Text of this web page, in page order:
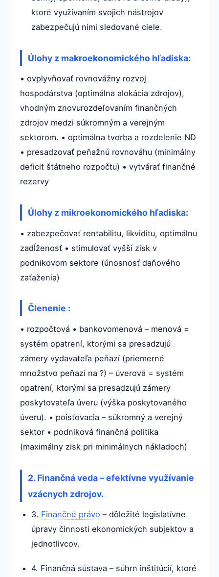
ktoré využívaním svojich nástrojov
zabezpečujú nimi sledované ciele.
Úlohy z makroekonomického hľadiska:
• ovplyvňovať rovnovážny rozvoj
hospodárstva (optimálna alokácia zdrojov),
vhodným znovurozdeľovaním finančných
zdrojov medzi súkromným a verejným
sektorom. • optimálna tvorba a rozdelenie ND
• presadzovať peňažnú rovnováhu (minimálny
deficit štátneho rozpočtu) • vytvárať finančné
rezervy
Úlohy z mikroekonomického hľadiska:
• zabezpečovať rentabilitu, likviditu, optimálnu
zadĺženosť • stimulovať vyšší zisk v
podnikovom sektore (únosnosť daňového
zaťaženia)
Členenie :
• rozpočtová • bankovomenová – menová =
systém opatrení, ktorými sa presadzujú
zámery vydavateľa peňazí (priemerné
množstvo peňazí na ?) – úverová = systém
opatrení, ktorými sa presadzujú zámery
poskytovateľa úveru (výška poskytovaného
úveru). • poisťovacia – súkromný a verejný
sektor • podniková finančná politika
(maximálny zisk pri minimálnych nákladoch)
2. Finančná veda – efektívne využívanie
vzácnych zdrojov.
3. Finančné právo – dôležité legislatívne
úpravy činnosti ekonomických subjektov a
jednotlivcov.
4. Finančná sústava – súhrn inštitúcií, ktoré